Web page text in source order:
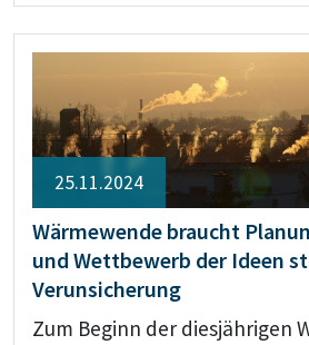
25.11.2024
Wärmewende braucht
und Wettbewerb der Ideen
Verunsicherung
Zum Beginn der diesjährigen